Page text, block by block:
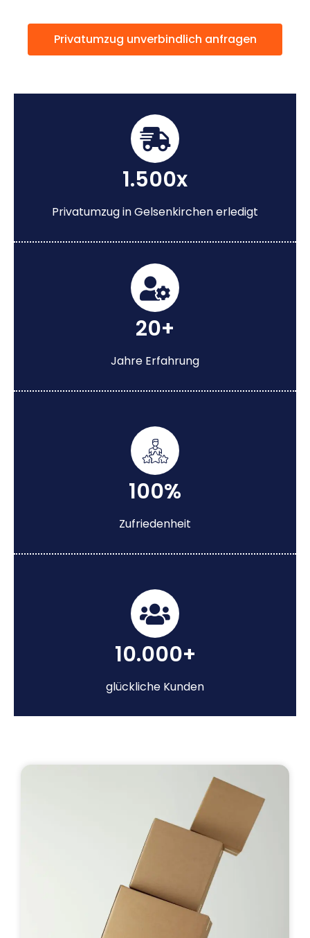
Privatumzug unverbindlich anfragen
1.500x
Privatumzug in Gelsenkirchen erledigt
20+
Jahre Erfahrung
100%
Zufriedenheit
10.000+
glückliche Kunden